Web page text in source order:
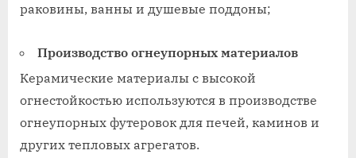
раковины, ванны и душевые поддоны;
Производство огнеупорных материалов
Керамические материалы с высокой
огнестойкостью используются в производстве
огнеупорных футеровок для печей, каминов и
других тепловых агрегатов.